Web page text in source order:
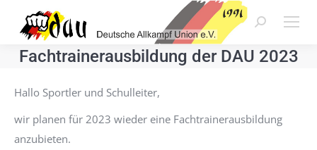
Search:
Fachtrainerausbildung der DAU 2023
Hallo Sportler und Schulleiter,
wir planen für 2023 wieder eine Fachtrainerausbildung
anzubieten.